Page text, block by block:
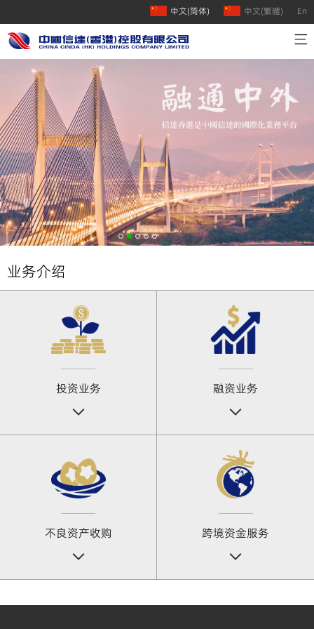
En
中文(繁體)
中文(简体)
首页
公司介绍
业务介绍
人才招聘
联系我们
业务介绍
投资业务 融资业务
不良资产收购 跨境资金服务